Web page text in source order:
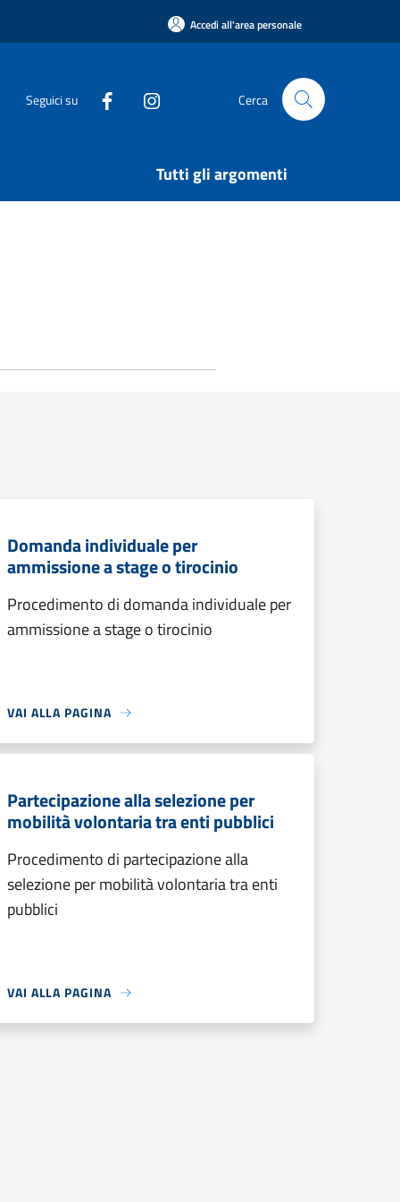
Accedi all'area personale
Seguici su Cerca
Tutti gli argomenti
Domanda individuale per
ammissione a stage o tirocinio
Procedimento di domanda individuale per
ammissione a stage o tirocinio
VAI ALLA PAGINA
Partecipazione alla selezione per
mobilità volontaria tra enti pubblici
Procedimento di partecipazione alla
selezione per mobilità volontaria tra enti
pubblici
VAI ALLA PAGINA